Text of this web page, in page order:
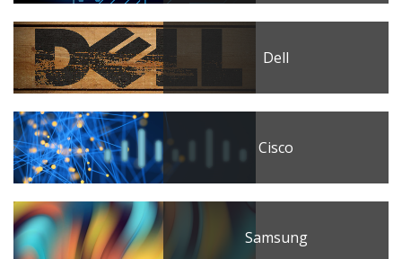
Dell
Cisco
Samsung